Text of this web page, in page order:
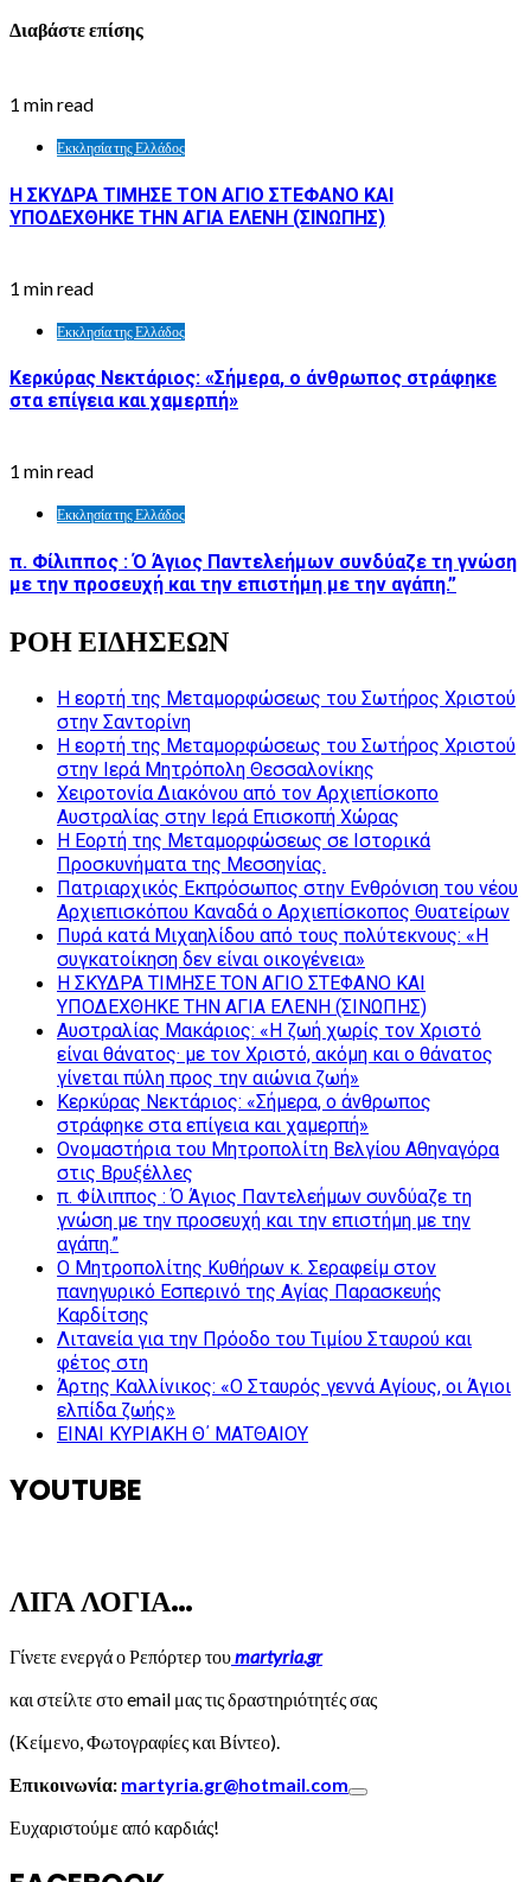
Διαβάστε επίσης
1 min read
Εκκλησία της Ελλάδος
Η ΣΚΥΔΡΑ ΤΙΜΗΣΕ ΤΟΝ ΑΓΙΟ ΣΤΕΦΑΝΟ ΚΑΙ
ΥΠΟΔΕΧΘΗΚΕ ΤΗΝ ΑΓΙΑ ΕΛΕΝΗ (ΣΙΝΩΠΗΣ)
1 min read
Εκκλησία της Ελλάδος
Κερκύρας Νεκτάριος: «Σήμερα, ο άνθρωπος στράφηκε
στα επίγεια και χαμερπή»
1 min read
Εκκλησία της Ελλάδος
π. Φίλιππος : Ό Άγιος Παντελεήμων συνδύαζε τη γνώση
με την προσευχή και την επιστήμη με την αγάπη.”
ΡΟΗ ΕΙΔΗΣΕΩΝ
Η εορτή της Μεταμορφώσεως του Σωτήρος Χριστού
στην Σαντορίνη
Η εορτή της Μεταμορφώσεως του Σωτήρος Χριστού
στην Ιερά Μητρόπολη Θεσσαλονίκης
Χειροτονία Διακόνου από τον Αρχιεπίσκοπο
Αυστραλίας στην Ιερά Επισκοπή Χώρας
Η Εορτή της Μεταμορφώσεως σε Ιστορικά
Προσκυνήματα της Μεσσηνίας.
Πατριαρχικός Εκπρόσωπος στην Ενθρόνιση του νέου
Αρχιεπισκόπου Καναδά ο Αρχιεπίσκοπος Θυατείρων
Πυρά κατά Μιχαηλίδου από τους πολύτεκνους: «Η
συγκατοίκηση δεν είναι οικογένεια»
Η ΣΚΥΔΡΑ ΤΙΜΗΣΕ ΤΟΝ ΑΓΙΟ ΣΤΕΦΑΝΟ ΚΑΙ
ΥΠΟΔΕΧΘΗΚΕ ΤΗΝ ΑΓΙΑ ΕΛΕΝΗ (ΣΙΝΩΠΗΣ)
Αυστραλίας Μακάριος: «Η ζωή χωρίς τον Χριστό
είναι θάνατος· με τον Χριστό, ακόμη και ο θάνατος
γίνεται πύλη προς την αιώνια ζωή»
Κερκύρας Νεκτάριος: «Σήμερα, ο άνθρωπος
στράφηκε στα επίγεια και χαμερπή»
Ονομαστήρια του Μητροπολίτη Βελγίου Αθηναγόρα
στις Βρυξέλλες
π. Φίλιππος : Ό Άγιος Παντελεήμων συνδύαζε τη
γνώση με την προσευχή και την επιστήμη με την
αγάπη.”
Ο Μητροπολίτης Κυθήρων κ. Σεραφείμ στον
πανηγυρικό Εσπερινό της Αγίας Παρασκευής
Καρδίτσης
Λιτανεία για την Πρόοδο του Τιμίου Σταυρού και
φέτος στη
Άρτης Καλλίνικος: «Ο Σταυρός γεννά Αγίους, οι Άγιοι
ελπίδα ζωής»
ΕΙΝΑΙ ΚΥΡΙΑΚΗ Θ΄ ΜΑΤΘΑΙΟΥ
YOUTUBE
ΛΙΓΑ ΛΟΓΙΑ…
Γίνετε ενεργά ο Ρεπόρτερ τουmartyria.gr
και στείλτε στο email μας τις δραστηριότητές σας
(Κείμενο, Φωτογραφίες και Βίντεο).
Επικοινωνία: martyria.gr@hotmail.com
Ευχαριστούμε από καρδιάς!